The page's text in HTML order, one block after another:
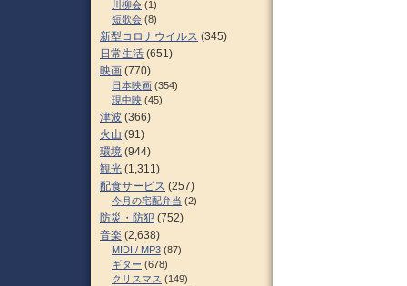
川柳会 (1)
短歌会 (8)
新型コロナウイルス (345)
日常生活 (651)
映画 (770)
日本映画 (354)
現中映 (45)
津波 (366)
火山 (91)
環境 (944)
観光 (1,311)
配食サービス (257)
今月の宅配弁当 (2)
防災・防犯 (752)
音楽 (2,638)
MIDI / MP3 (87)
ギター (678)
クリスマス (149)